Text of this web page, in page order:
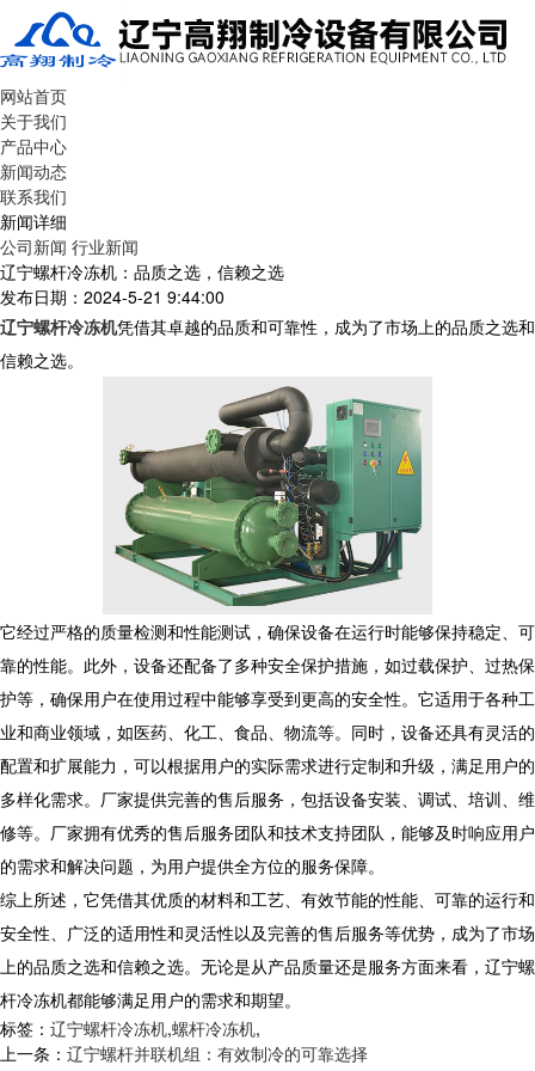
网站首页
关于我们
产品中心
新闻动态
联系我们
新闻详细
公司新闻 行业新闻
辽宁螺杆冷冻机：品质之选，信赖之选
发布日期：2024-5-21 9:44:00
辽宁螺杆冷冻机凭借其卓越的品质和可靠性，成为了市场上的品质之选和
信赖之选。
它经过严格的质量检测和性能测试，确保设备在运行时能够保持稳定、可
靠的性能。此外，设备还配备了多种安全保护措施，如过载保护、过热保
护等，确保用户在使用过程中能够享受到更高的安全性。它适用于各种工
业和商业领域，如医药、化工、食品、物流等。同时，设备还具有灵活的
配置和扩展能力，可以根据用户的实际需求进行定制和升级，满足用户的
多样化需求。厂家提供完善的售后服务，包括设备安装、调试、培训、维
修等。厂家拥有优秀的售后服务团队和技术支持团队，能够及时响应用户
的需求和解决问题，为用户提供全方位的服务保障。
综上所述，它凭借其优质的材料和工艺、有效节能的性能、可靠的运行和
安全性、广泛的适用性和灵活性以及完善的售后服务等优势，成为了市场
上的品质之选和信赖之选。无论是从产品质量还是服务方面来看，辽宁螺
杆冷冻机都能够满足用户的需求和期望。
标签： 辽宁螺杆冷冻机,螺杆冷冻机,
上一条： 辽宁螺杆并联机组：有效制冷的可靠选择